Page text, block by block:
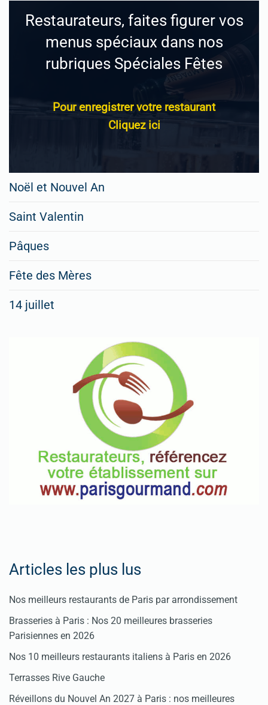
Restaurateurs, faites figurer vos
menus spéciaux dans nos
rubriques Spéciales Fêtes
Pour enregistrer votre restaurant
Cliquez ici
Noël et Nouvel An
Saint Valentin
Pâques
Fête des Mères
14 juillet
Articles les plus lus
Nos meilleurs restaurants de Paris par arrondissement
Brasseries à Paris : Nos 20 meilleures brasseries
Parisiennes en 2026
Nos 10 meilleurs restaurants italiens à Paris en 2026
Terrasses Rive Gauche
Réveillons du Nouvel An 2027 à Paris : nos meilleures